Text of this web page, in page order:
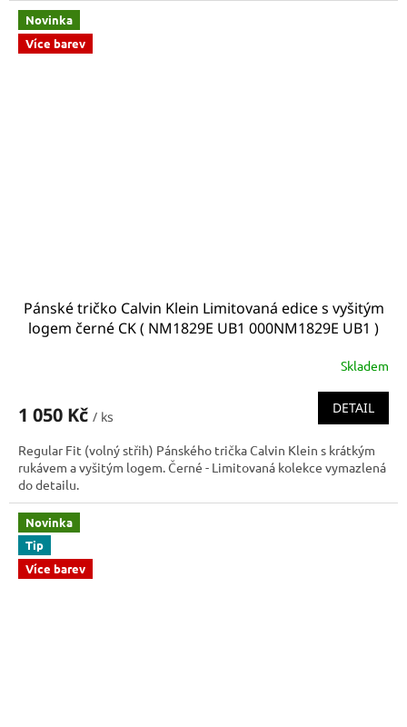
Novinka
Více barev
Pánské tričko Calvin Klein Limitovaná edice s vyšitým
logem černé CK ( NM1829E UB1 000NM1829E UB1 )
Skladem
1 050 Kč / ks
DETAIL
Regular Fit (volný střih) Pánského trička Calvin Klein s krátkým
rukávem a vyšitým logem. Černé - Limitovaná kolekce vymazlená
do detailu.
Novinka
Tip
Více barev